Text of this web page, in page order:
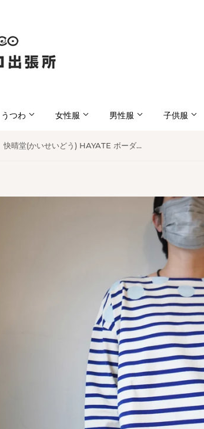
うつわ 女性服 男性服 子供服
快晴堂(かいせいどう) HAYATE ボーダー＋水玉Tシャツ (31C-87G)